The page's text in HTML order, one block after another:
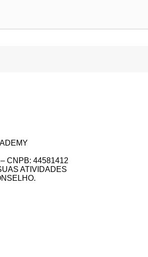
CNPB: 44581412
ATIVIDADES